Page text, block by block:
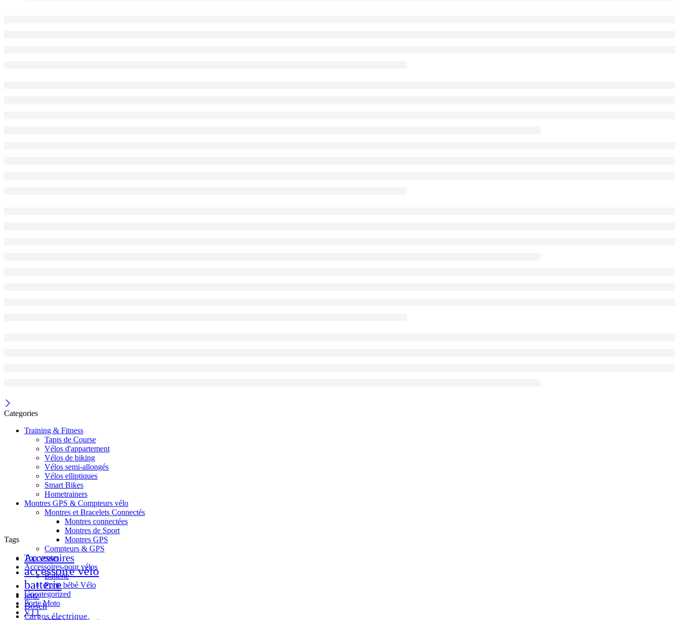
Categories
Training & Fitness
Tapis de Course
Vélos d'appartement
Vélos de biking
Vélos semi-allongés
Vélos elliptiques
Smart Bikes
Hometrainers
Montres GPS & Compteurs vélo
Montres et Bracelets Connectés
Montres connectées
Montres de Sport
Montres GPS
Compteurs & GPS
Top ventes
Accessoires pour vélos
Batterie
Porte bébé Vélo
Uncategorized
Porte Moto
VTT
Tags
Accessoires
accessoire vélo
batterie
BMZ
Bosch
Cargos électrique